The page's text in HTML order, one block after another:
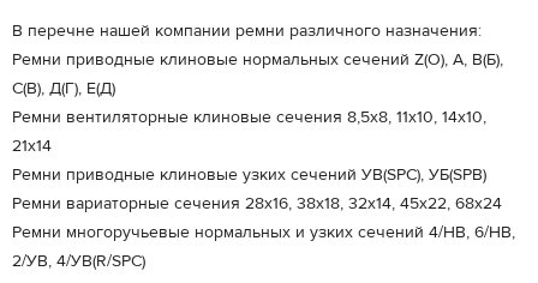
В перечне нашей компании ремни различного назначения:
Ремни приводные клиновые нормальных сечений Z(O), А, В(Б),
С(В), Д(Г), Е(Д)
Ремни вентиляторные клиновые сечения 8,5х8, 11х10, 14х10,
21х14
Ремни приводные клиновые узких сечений УВ(SPC), УБ(SPB)
Ремни вариаторные сечения 28х16, 38х18, 32х14, 45х22, 68х24
Ремни многоручьевые нормальных и узких сечений 4/НВ, 6/НВ,
2/УВ, 4/УВ(R/SPC)